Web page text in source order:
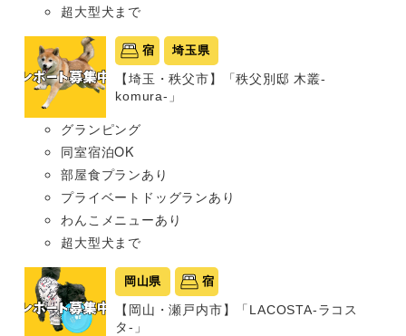
超大型犬まで
宿 埼玉県
【埼玉・秩父市】「秩父別邸 木叢-
komura-」
グランピング
同室宿泊OK
部屋食プランあり
プライベートドッグランあり
わんこメニューあり
超大型犬まで
岡山県 宿
【岡山・瀬戸内市】「LACOSTA-ラコス
タ-」